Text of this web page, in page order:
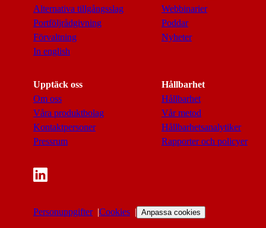
Alternativa tillgångsslag
Portföljrådgivning
Förvaltning
In english
Webbinarier
Poddar
Nyheter
Upptäck oss
Om oss
Våra produktbolag
Kontaktpersoner
Pressrum
Hållbarhet
Hållbarhet
Vår metod
Hållbarhetsanalytiker
Rapporter och policyer
Personuppgifter Cookies Anpassa cookies